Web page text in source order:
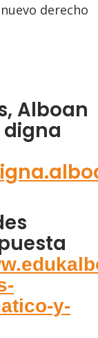
derecho
Alboan
y-